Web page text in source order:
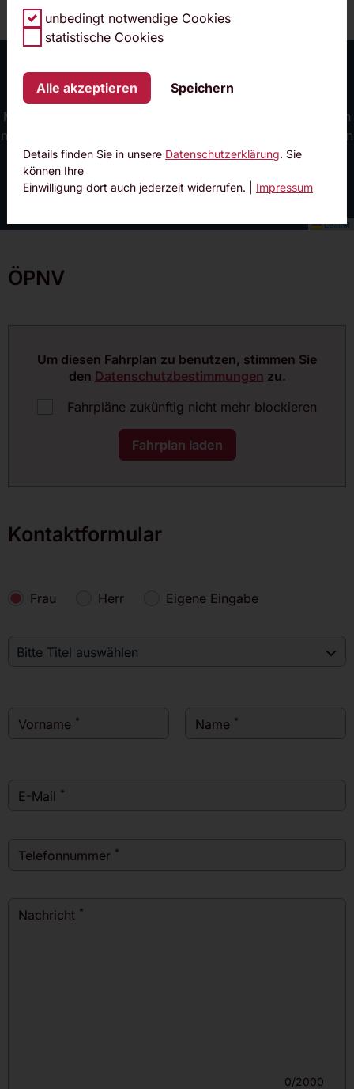
Mit Klick/Tap können Sie die interaktiven Kartenfunktionen
nutzen. Dafür gelten die
von Open
Street Map.
Leaflet
ÖPNV
Um diesen Fahrplan zu benutzen, stimmen Sie
den Datenschutzbestimmungen zu.
Fahrpläne zukünftig nicht mehr blockieren
Fahrplan laden
Kontaktformular
Frau Herr Eigene Eingabe
Bitte Titel auswählen
Vorname * Name *
E-Mail *
Telefonnummer *
Nachricht *
0/2000
unbedingt notwendige Cookies
statistische Cookies
Alle akzeptieren Speichern
Details finden Sie in unsere Datenschutzerklärung. Sie
können Ihre
Einwilligung dort auch jederzeit widerrufen. | Impressum